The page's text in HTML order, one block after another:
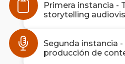
Primera instancia -
storytelling
Segunda instancia
producción de